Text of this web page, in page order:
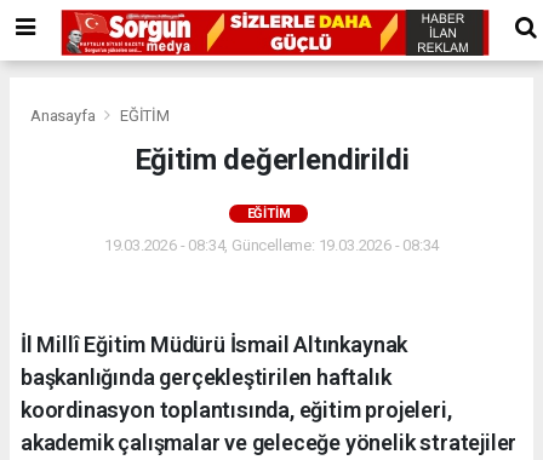
Anasayfa EĞİTİM
Eğitim değerlendirildi
EĞİTİM
19.03.2026 - 08:34, Güncelleme: 19.03.2026 - 08:34
İl Millî Eğitim Müdürü İsmail Altınkaynak
başkanlığında gerçekleştirilen haftalık
koordinasyon toplantısında, eğitim projeleri,
akademik çalışmalar ve geleceğe yönelik stratejiler